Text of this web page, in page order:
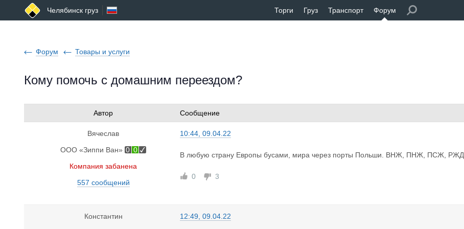
Челябинск груз Торги Груз Транспорт Форум
Форум Товары и услуги
Кому помочь с домашним переездом?
Автор Сообщение
Вячеслав
ООО «Зиппи Ван» 0 0
Компания забанена
557 сообщений
10:44, 09.04.22
В любую страну Европы бусами, мира через порты Польши. ВНЖ, ПНЖ, ПСЖ, РЖД.
0 3
Константин
12:49, 09.04.22